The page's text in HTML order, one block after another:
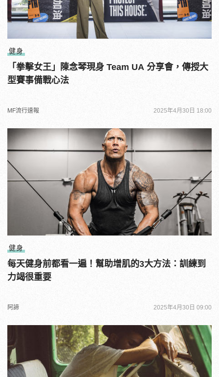
健身
「拳擊女王」陳念琴現身 Team UA 分享會，傳授大
型賽事備戰心法
MF流行速報 2025年4月30日 18:00
健身
每天健身前都看一遍！幫助增肌的3大方法：訓練到
力竭很重要
阿諦 2025年4月30日 09:00